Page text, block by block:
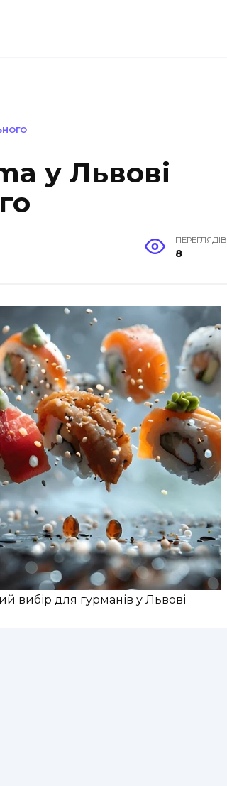
у Львові
ПЕРЕГЛЯДІВ
8
вибір для гурманів у Львові